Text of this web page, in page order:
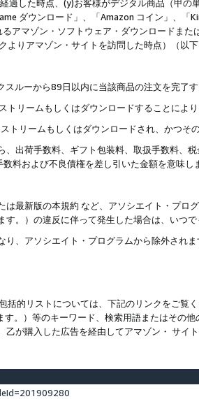
した時点、(y)お客様がデジタル商品（甲の
ダウンロード」、「Amazon コイン」、「
アマゾン・ソフトウェア・ダウンロードまた
よりアマゾン・サイトを訪問した時点）（以
ルーから89日以内に当該商品の注文を完了
リームもしくはダウンロードすることにより
リームもしくはダウンロードされ、かつそ
、出荷手数料、ギフト包装料、取扱手数料、
料および不良債権を差し引いた金額を意味し
最新版の本規約 など、アソシエイト・プロ
す。）の違反に伴って発生した場合は、いつで
、アソシエイト・プログラムから除外されま
的リストについては、下記のリンクをご覧
。）等のキーワード、検索用語またはその
乙が購入した広告を経由してアマゾン・ サイ